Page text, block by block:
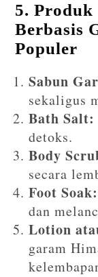
5. Produk
Berbasis
Populer
Sabun
sekaligus
Bath Salt:
detoks.
Body
secara
Foot Soak:
dan
Lotion
garam